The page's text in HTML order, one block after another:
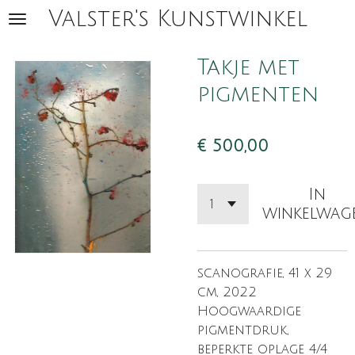
Ga
hoofdinhoud
Valster's Kunstwinkel
Takje met
pigmenten
€ 500,00
In
scanografie, 41 x 29
cm, 2022
Hoogwaardige
pigmentdruk,
beperkte oplage 4/4